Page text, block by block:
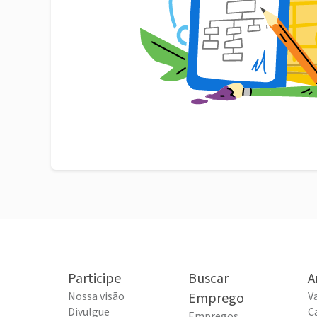
Participe
Nossa visão
Divulgue
Buscar
Emprego